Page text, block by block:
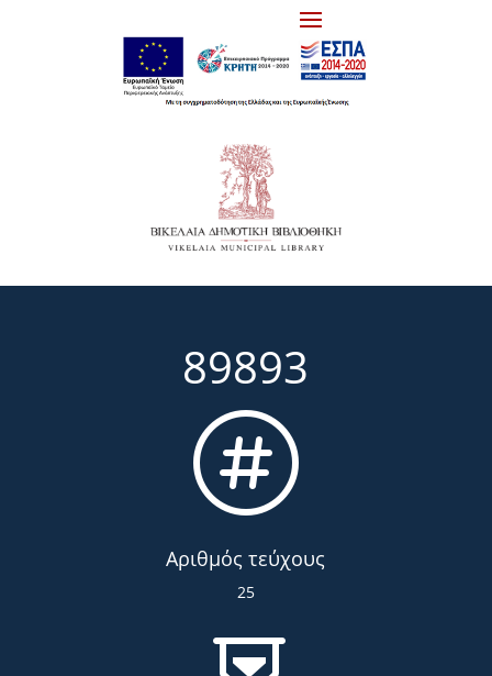
89893

Αριθμός τεύχους
25